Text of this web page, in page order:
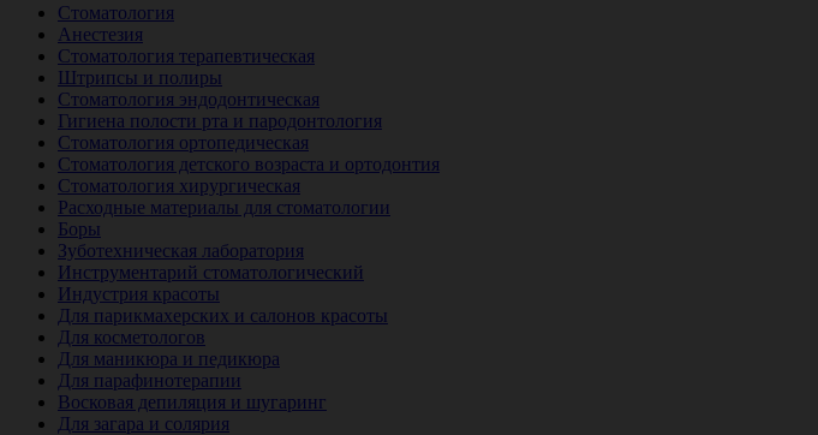
Стоматология
Анестезия
Стоматология терапевтическая
Штрипсы и полиры
Стоматология эндодонтическая
Гигиена полости рта и пародонтология
Стоматология ортопедическая
Стоматология детского возраста и ортодонтия
Стоматология хирургическая
Расходные материалы для стоматологии
Боры
Зуботехническая лаборатория
Инструментарий стоматологический
Индустрия красоты
Для парикмахерских и салонов красоты
Для косметологов
Для маникюра и педикюра
Для парафинотерапии
Восковая депиляция и шугаринг
Для загара и солярия